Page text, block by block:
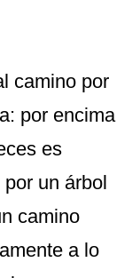
camino por
por encima
es
un árbol
camino
a lo